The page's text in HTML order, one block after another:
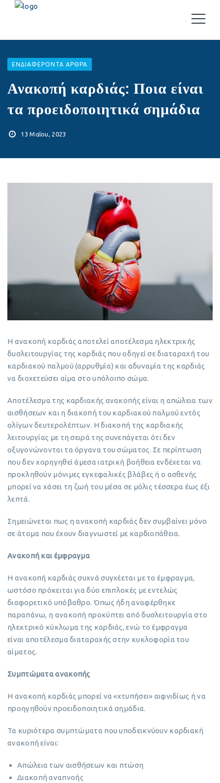
EΝΔΙΑΦΈΡΟΝΤΑ ΆΡΘΡΑ
Ανακοπή καρδιάς: Ποια είναι
τα προειδοποιητικά σημάδια
13 Μαΐου, 2023
Η ανακοπή καρδιάς αποτελεί αποτέλεσμα ηλεκτρικής
δυσλειτουργίας της καρδιάς που οδηγεί σε διαταραχή του
καρδιακού παλμού (αρρυθμία) και αδυναμία της καρδιάς
να διοχετεύσει αίμα στο υπόλοιπο σώμα.
Αποτέλεσμα της καρδιακής ανακοπής είναι η απώλεια των
αισθήσεων και η διακοπή του καρδιακού παλμού εντός
ολίγων δευτερολέπτων. Η διακοπή της καρδιακής
λειτουργίας με τη σειρά της συνεπάγεται ότι δεν
οξυγονώνονται τα όργανα του σώματος. Σε περίπτωση
που δεν χορηγηθεί άμεσα ιατρική βοήθεια ενδέχεται να
προκληθούν μόνιμες εγκεφαλικές βλάβες ή ο ασθενής
μπορεί να χάσει τη ζωή του μέσα σε μόλις τέσσερα έως έξι
λεπτά.
Σημειώνεται πως η ανακοπή καρδιάς δεν συμβαίνει μόνο
σε άτομα που έχουν διαγνωστεί με καρδιοπάθεια.
Ανακοπή και έμφραγμα
Η ανακοπή καρδιάς συχνά συγχέεται με το έμφραγμα,
ωστόσο πρόκειται για δύο επιπλοκές με εντελώς
διαφορετικό υπόβαθρο. Όπως ήδη αναφέρθηκε
παραπάνω, η ανακοπή προκύπτει από δυσλειτουργία στο
ηλεκτρικό κύκλωμα της καρδιάς, ενώ το έμφραγμα
είναι αποτέλεσμα διαταραχής στην κυκλοφορία του
αίματος.
Συμπτώματα ανακοπής
Η ανακοπή καρδιάς μπορεί να «χτυπήσει» αιφνιδίως ή να
προηγηθούν προειδοποιητικά σημάδια.
Τα κυριότερα συμπτώματα που υποδεικνύουν καρδιακή
ανακοπή είναι:
Απώλεια των αισθήσεων και πτώση
Διακοπή αναπνοής